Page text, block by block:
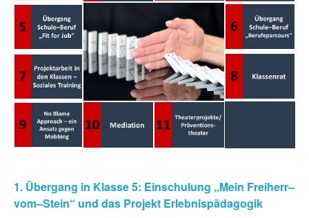
1. Übergang in Klasse 5: Einschulung „Mein Freiherr–
vom–Stein“ und das Projekt Erlebnispädagogik